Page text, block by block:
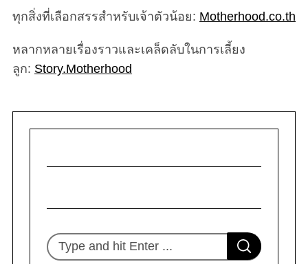
ทุกสิ่งที่เลือกสรรสำหรับเจ้าตัวน้อย: Motherhood.co.th
หลากหลายเรื่องราวและเคล็ดลับในการเลี้ยง
ลูก: Story.Motherhood
S
e
S
E